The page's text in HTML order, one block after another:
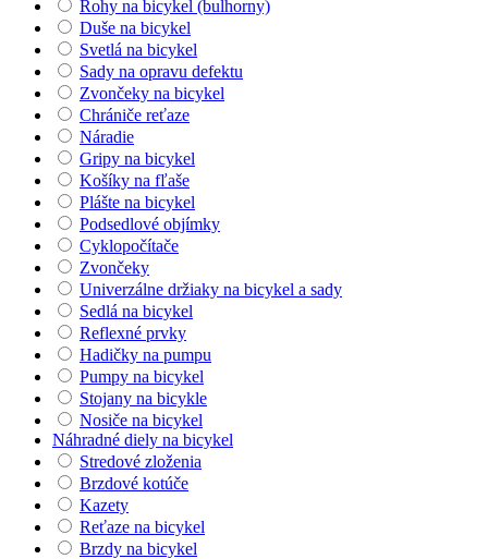
Rohy na bicykel (bulhorny)
Duše na bicykel
Svetlá na bicykel
Sady na opravu defektu
Zvončeky na bicykel
Chrániče reťaze
Náradie
Gripy na bicykel
Košíky na fľaše
Plášte na bicykel
Podsedlové objímky
Cyklopočítače
Zvončeky
Univerzálne držiaky na bicykel a sady
Sedlá na bicykel
Reflexné prvky
Hadičky na pumpu
Pumpy na bicykel
Stojany na bicykle
Nosiče na bicykel
Náhradné diely na bicykel
Stredové zloženia
Brzdové kotúče
Kazety
Reťaze na bicykel
Brzdy na bicykel